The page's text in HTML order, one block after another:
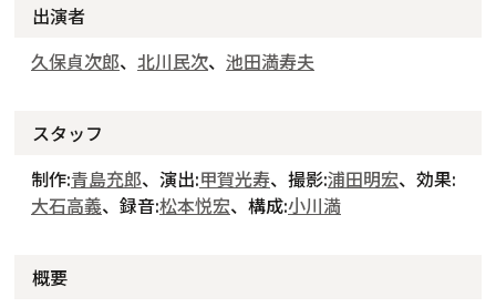
出演者
久保貞次郎、 北川民次、 池田満寿夫
スタッフ
制作:青島充郎、演出:甲賀光寿、撮影:浦田明宏、効果:
大石高義、録音:松本悦宏、構成:小川満
概要